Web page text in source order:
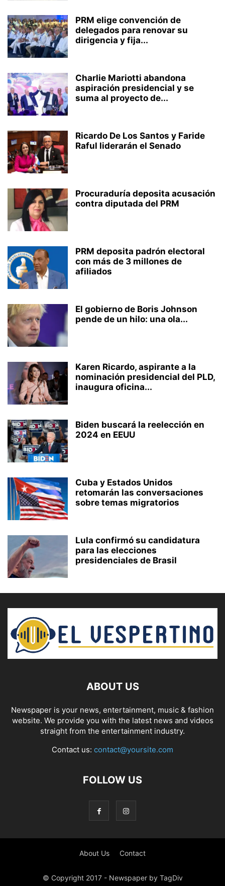
PRM elige convención de
delegados para renovar su
dirigencia y fija...
Charlie Mariotti abandona
aspiración presidencial y se
suma al proyecto de...
Ricardo De Los Santos y Faride
Raful liderarán el Senado
Procuraduría deposita acusación
contra diputada del PRM
PRM deposita padrón electoral
con más de 3 millones de
afiliados
El gobierno de Boris Johnson
pende de un hilo: una ola...
Karen Ricardo, aspirante a la
nominación presidencial del PLD,
inaugura oficina...
Biden buscará la reelección en
2024 en EEUU
Cuba y Estados Unidos
retomarán las conversaciones
sobre temas migratorios
Lula confirmó su candidatura
para las elecciones
presidenciales de Brasil
ABOUT US
Newspaper is your news, entertainment, music & fashion
website. We provide you with the latest news and videos
straight from the entertainment industry.
Contact us: contact@yoursite.com
FOLLOW US
About Us Contact
© Copyright 2017 - Newspaper by TagDiv